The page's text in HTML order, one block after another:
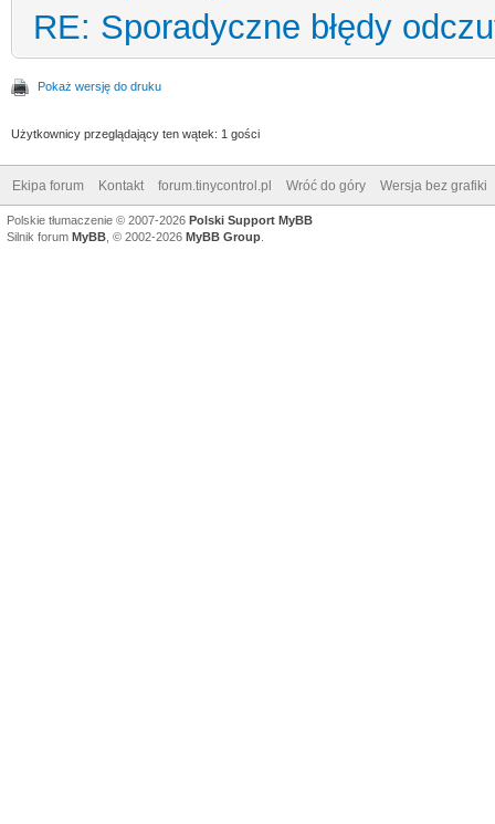
RE: Sporadyczne błędy
Pokaż wersję do druku
Użytkownicy przeglądający ten wątek: 1 gości
Ekipa forum Kontakt forum.tinycontrol.pl Wróć do góry Wersja bez grafiki
Polskie tłumaczenie © 2007-2026 Polski Support MyBB
Silnik forum MyBB , © 2002-2026 MyBB Group